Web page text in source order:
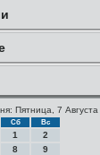
Пятница, 7 Августа
Сб Вс
1
2
8
9